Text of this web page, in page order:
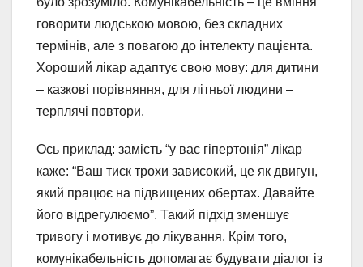
говорити людською мовою, без складних
термінів, але з повагою до інтелекту пацієнта.
Хороший лікар адаптує свою мову: для дитини
– казкові порівняння, для літньої людини –
терплячі повтори.
Ось приклад: замість “у вас гіпертонія” лікар
каже: “Ваш тиск трохи зависокий, це як двигун,
який працює на підвищених обертах. Давайте
його відрегулюємо”. Такий підхід зменшує
тривогу і мотивує до лікування. Крім того,
комунікабельність допомагає будувати діалог із